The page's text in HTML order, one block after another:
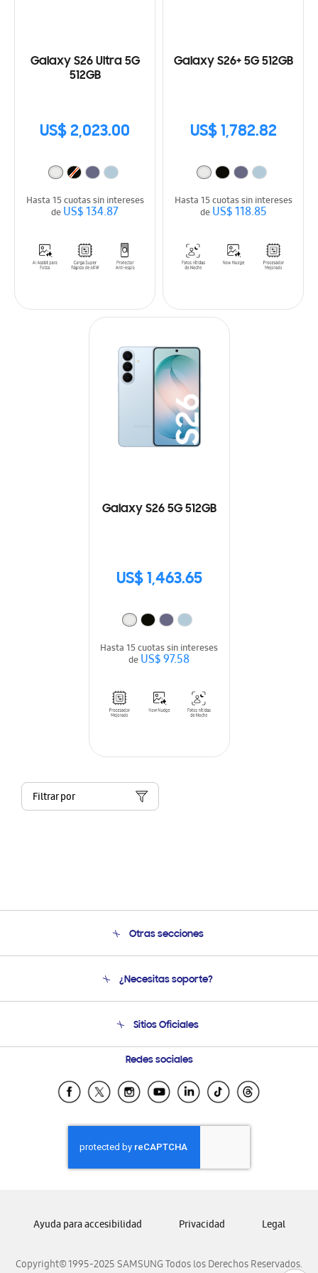
Galaxy S26 Ultra 5G
512GB
US$ 2,023.00
Hasta 15 cuotas sin intereses
deUS$ 134.87
Galaxy S26+ 5G 512GB
US$ 1,782.82
Hasta 15 cuotas sin intereses
deUS$ 118.85
Galaxy S26 5G 512GB
US$ 1,463.65
Hasta 15 cuotas sin intereses
deUS$ 97.58
Filtrar por
Otras secciones
Soporte
Condiciones de Compra
¿Necesitas soporte?
Soporte vía eMail
Preguntas Frecuentes
Sitios Oficiales
Samsung Costa Rica
Samsung Ecuador
Samsung El Salvador
Samsung Guatemala
Samsung Honduras
Samsung Nicaragua
Samsung Venezuela
Redes sociales
Copyright© 1995-2025 SAMSUNG Todos los Derechos Reservados.
Ayuda para accesibilidad Privacidad Legal